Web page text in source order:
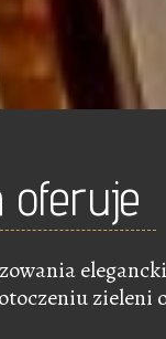
oferuje
zieleni